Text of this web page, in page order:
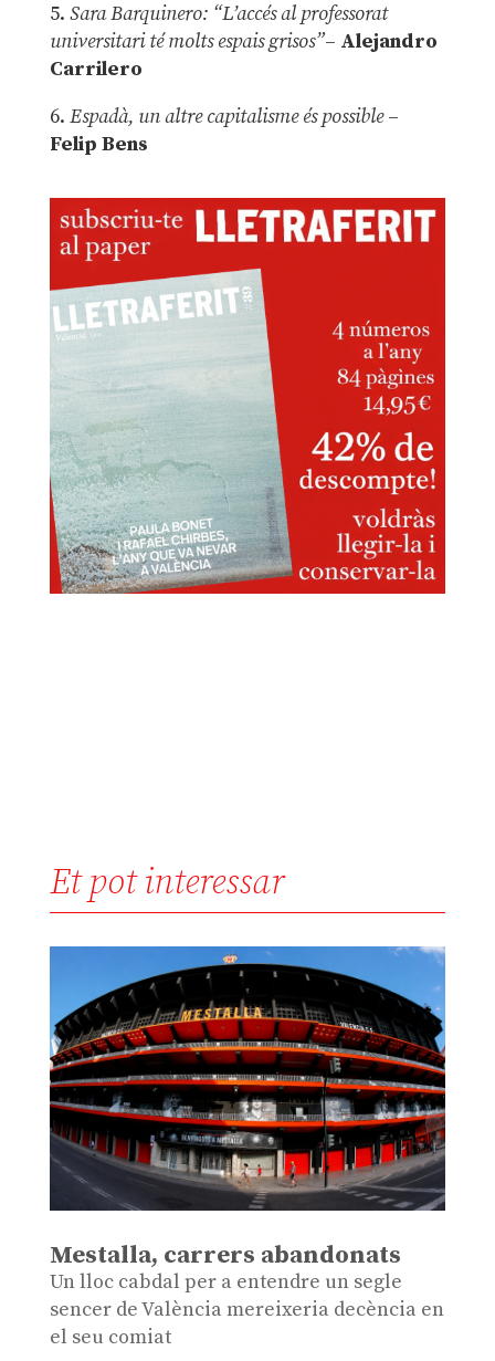
5. Sara Barquinero: “L’accés al professorat
universitari té molts espais grisos”– Alejandro
Carrilero
6. Espadà, un altre capitalisme és possible –
Felip Bens
Et pot interessar
Mestalla, carrers abandonats
Un lloc cabdal per a entendre un segle
sencer de València mereixeria decència en
el seu comiat